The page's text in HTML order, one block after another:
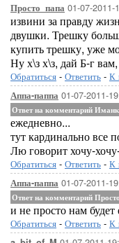
Просто_папа 01-07-2011-
извини за правду
двушки. Трешку
купить трешку, уже
Ну х\з х\з, дай Б-г
Обратиться - Ответить - К
Аппа-паппа 01-07-2011-
Ответ на комментарий
ежедневно...
тут кардинально все
Лю говорит хочу-
Обратиться - Ответить - К
Аппа-паппа 01-07-2011-
Ответ на комментарий
и не просто нам будет
Обратиться - Ответить - К